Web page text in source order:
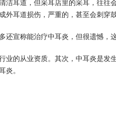
洁耳道，但采耳店里的采耳，往往
外耳道损伤，严重的，甚至会刺穿
还宣称能治疗中耳炎，但很遗憾，
业的从业资质。其次，中耳炎是发
炎。